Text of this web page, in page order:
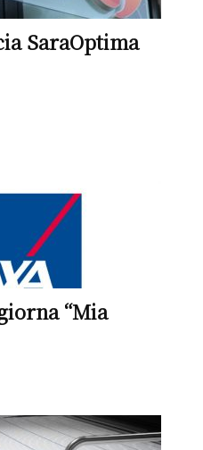
SaraOptima
“Mia